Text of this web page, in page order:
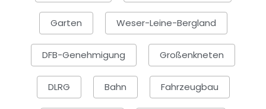
Garten Weser-Leine-Bergland
DFB-Genehmigung Großenkneten
DLRG Bahn Fahrzeugbau